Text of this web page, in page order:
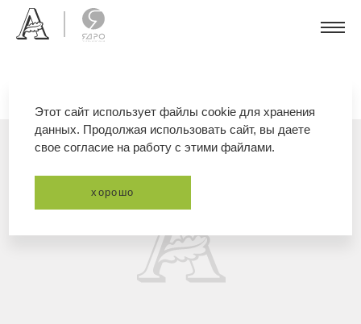
Этот сайт использует файлы cookie для хранения
данных. Продолжая использовать сайт, вы даете
свое согласие на работу с этими файлами.
хорошо